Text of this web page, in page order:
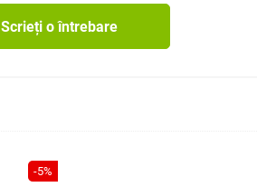
Scrieți o întrebare
-5%